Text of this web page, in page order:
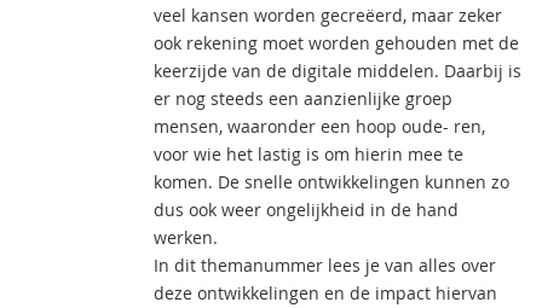
veel kansen worden gecreëerd, maar zeker
ook rekening moet worden gehouden met de
keerzijde van de digitale middelen. Daarbij is
er nog steeds een aanzienlijke groep
mensen, waaronder een hoop oude- ren,
voor wie het lastig is om hierin mee te
komen. De snelle ontwikkelingen kunnen zo
dus ook weer ongelijkheid in de hand
werken.
In dit themanummer lees je van alles over
deze ontwikkelingen en de impact hiervan